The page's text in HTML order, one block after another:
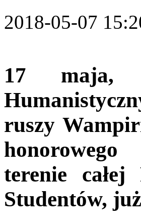
2018-05-07
17 maja,
ruszy
terenie całej
Studentów,